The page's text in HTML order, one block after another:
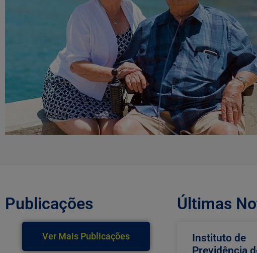
Publicações
Ver Mais Publicações
Últimas
Instituto de